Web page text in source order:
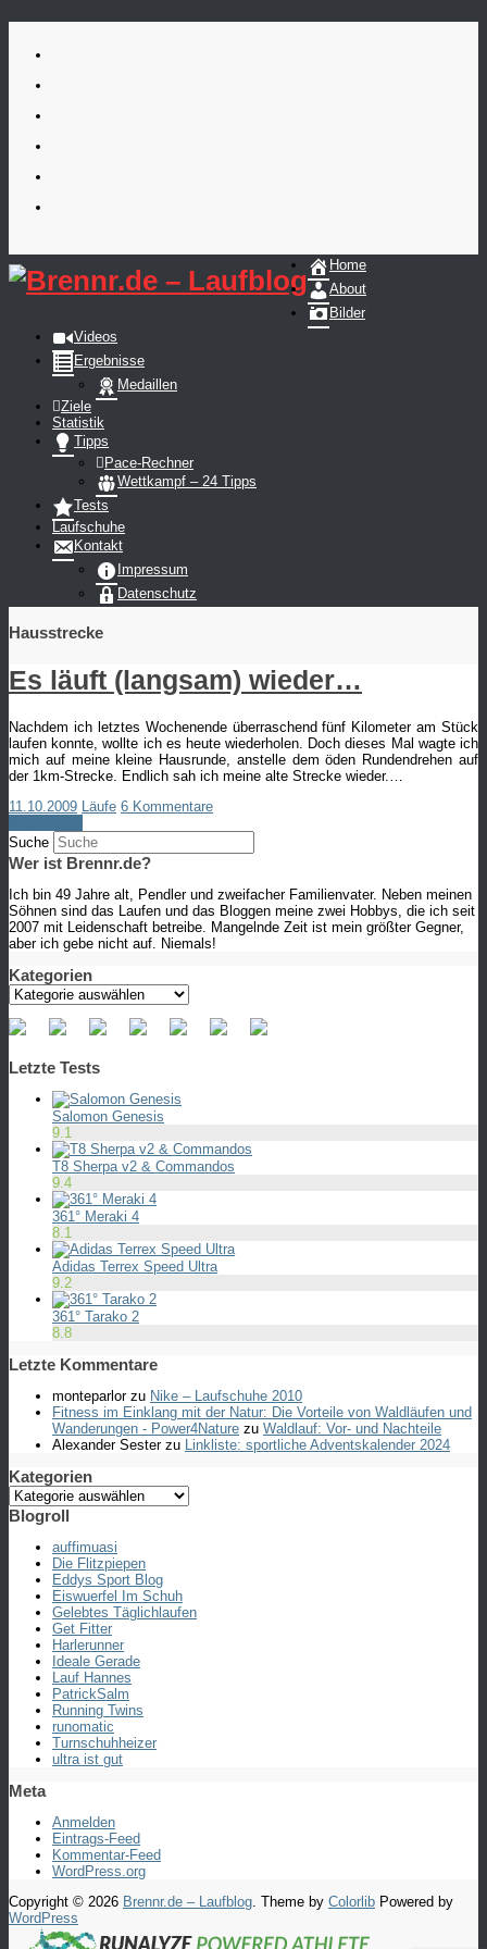
content
Home
About
Bilder
Videos
Ergebnisse
Medaillen
Ziele
Statistik
Tipps
Pace-Rechner
Wettkampf – 24 Tipps
Tests
Laufschuhe
Kontakt
Impressum
Datenschutz
Hausstrecke
Es läuft (langsam) wieder…
Nachdem ich letztes Wochenende überraschend fünf Kilometer am Stück
laufen konnte, wollte ich es heute wiederholen. Doch dieses Mal wagte ich
mich auf meine kleine Hausrunde, anstelle dem öden Rundendrehen auf
der 1km-Strecke. Endlich sah ich meine alte Strecke wieder.…
11.10.2009 Läufe 6 Kommentare
Suche
Wer ist Brennr.de?
Ich bin 49 Jahre alt, Pendler und zweifacher Familienvater. Neben meinen
Söhnen sind das Laufen und das Bloggen meine zwei Hobbys, die ich seit
2007 mit Leidenschaft betreibe. Mangelnde Zeit ist mein größter Gegner,
aber ich gebe nicht auf. Niemals!
Kategorien
Kategorien
Letzte Tests
Salomon Genesis
9.1
T8 Sherpa v2 & Commandos
9.4
361° Meraki 4
8.1
Adidas Terrex Speed Ultra
9.2
361° Tarako 2
8.8
Letzte Kommentare
monteparlorzu Nike – Laufschuhe 2010
Fitness im Einklang mit der Natur: Die Vorteile von Waldläufen und
Wanderungen - Power4Nature zu Waldlauf: Vor- und Nachteile
Alexander Sesterzu Linkliste: sportliche Adventskalender 2024
Kategorien
Kategorien
Blogroll
auffimuasi
Die Flitzpiepen
Eddys Sport Blog
Eiswuerfel Im Schuh
Gelebtes Täglichlaufen
Get Fitter
Harlerunner
Ideale Gerade
Lauf Hannes
PatrickSalm
Running Twins
runomatic
Turnschuhheizer
ultra ist gut
Meta
Anmelden
Eintrags-Feed
Kommentar-Feed
WordPress.org
Copyright © 2026 Brennr.de – Laufblog . Theme by Colorlib Powered by
WordPress